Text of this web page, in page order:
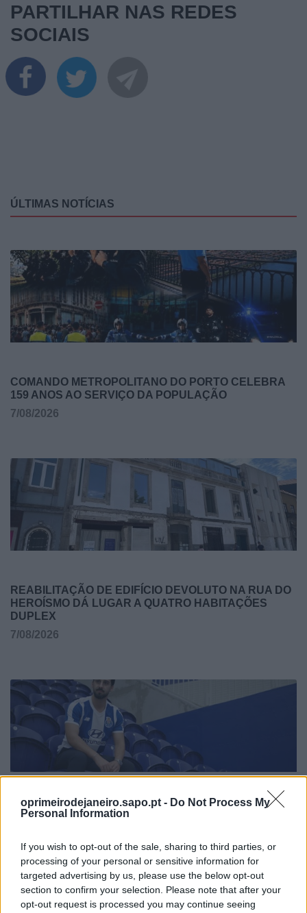
oprimeirodejaneiro.sapo.pt - Do Not Process My
Personal Information
If you wish to opt-out of the sale, sharing to third parties, or
processing of your personal or sensitive information for
targeted advertising by us, please use the below opt-out
section to confirm your selection. Please note that after your
opt-out request is processed you may continue seeing
PARTILHAR NAS REDES
SOCIAIS
ÚLTIMAS NOTÍCIAS
COMANDO METROPOLITANO DO PORTO CELEBRA
159 ANOS AO SERVIÇO DA POPULAÇÃO
7/08/2026
REABILITAÇÃO DE EDIFÍCIO DEVOLUTO NA RUA DO
HEROÍSMO DÁ LUGAR A QUATRO HABITAÇÕES
DUPLEX
7/08/2026
JOÃO FONTE REFORÇA EQUIPA DE FUTSAL DO FC
6/08/2026